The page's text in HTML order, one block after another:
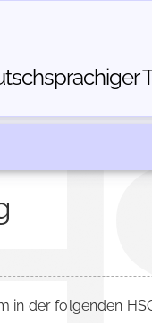
in der folgenden